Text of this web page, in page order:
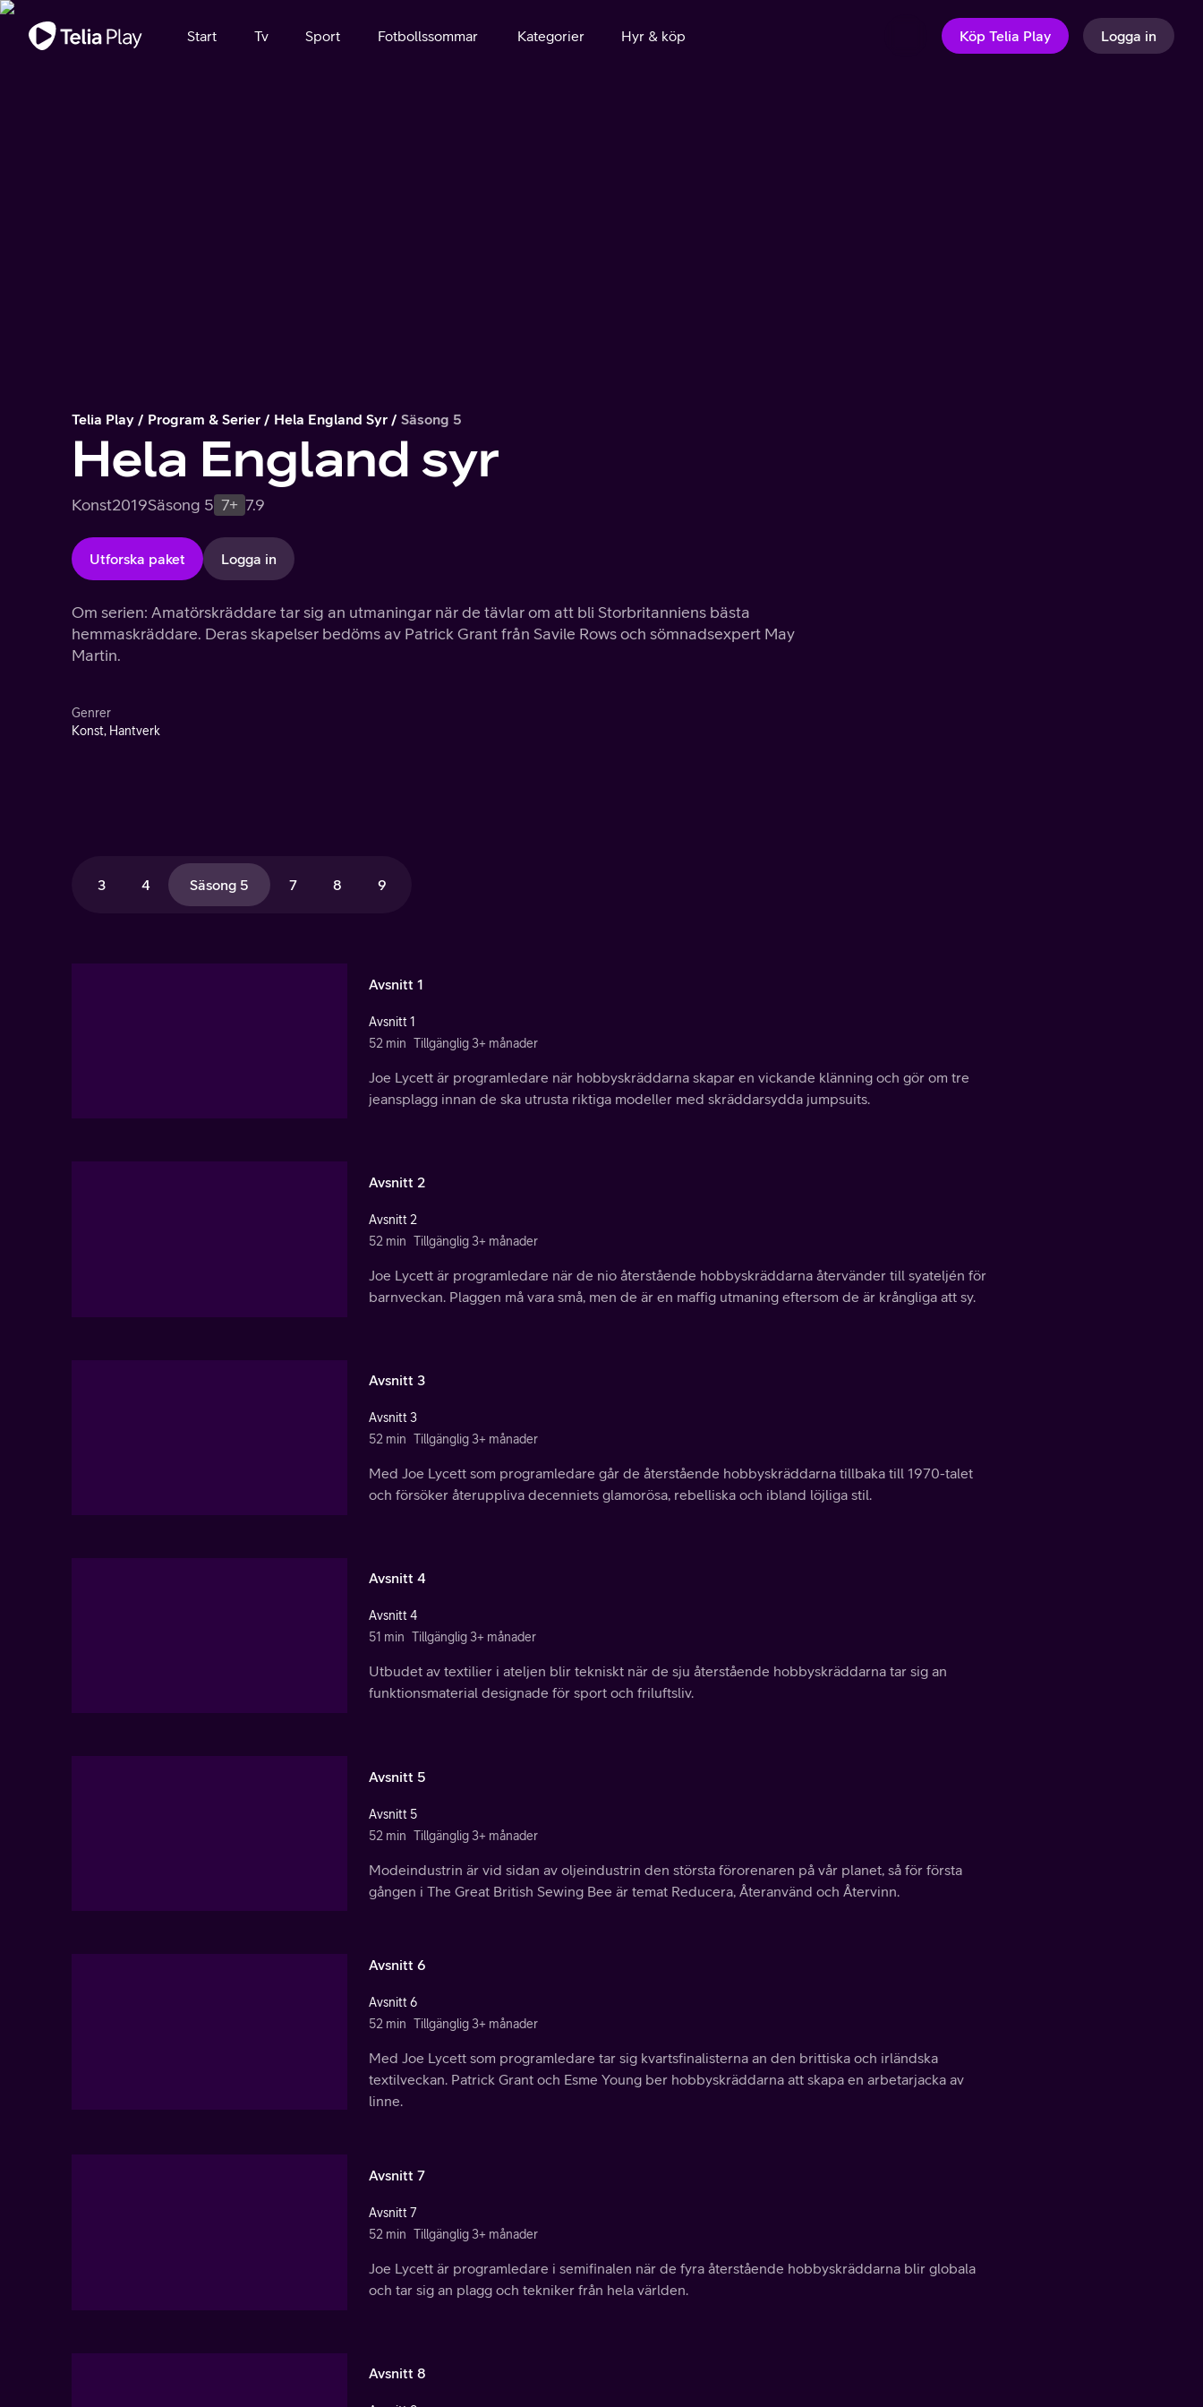
Viktigt meddelande
Start Tv Sport Fotbollssommar Kategorier Hyr & köp Köp Telia Play Logga in
Telia Play Program & Serier Hela England Syr Säsong 5
Hela England syr
Konst2019Säsong 5 7+ 7.9
Utforska paket Logga in
Om serien: Amatörskräddare tar sig an utmaningar när de tävlar om att bli Storbritanniens bästa
hemmaskräddare. Deras skapelser bedöms av Patrick Grant från Savile Rows och sömnadsexpert May
Martin.
Genrer
Konst, Hantverk
3 4 Säsong 5 7 8 9
Avsnitt 1
Avsnitt 1
52 min Tillgänglig 3+ månader
Joe Lycett är programledare när hobbyskräddarna skapar en vickande klänning och gör om tre
jeansplagg innan de ska utrusta riktiga modeller med skräddarsydda jumpsuits.
Avsnitt 2
Avsnitt 2
52 min Tillgänglig 3+ månader
Joe Lycett är programledare när de nio återstående hobbyskräddarna återvänder till syateljén för
barnveckan. Plaggen må vara små, men de är en maffig utmaning eftersom de är krångliga att sy.
Avsnitt 3
Avsnitt 3
52 min Tillgänglig 3+ månader
Med Joe Lycett som programledare går de återstående hobbyskräddarna tillbaka till 1970-talet
och försöker återuppliva decenniets glamorösa, rebelliska och ibland löjliga stil.
Avsnitt 4
Avsnitt 4
51 min Tillgänglig 3+ månader
Utbudet av textilier i ateljen blir tekniskt när de sju återstående hobbyskräddarna tar sig an
funktionsmaterial designade för sport och friluftsliv.
Avsnitt 5
Avsnitt 5
52 min Tillgänglig 3+ månader
Modeindustrin är vid sidan av oljeindustrin den största förorenaren på vår planet, så för första
gången i The Great British Sewing Bee är temat Reducera, Återanvänd och Återvinn.
Avsnitt 6
Avsnitt 6
52 min Tillgänglig 3+ månader
Med Joe Lycett som programledare tar sig kvartsfinalisterna an den brittiska och irländska
textilveckan. Patrick Grant och Esme Young ber hobbyskräddarna att skapa en arbetarjacka av
linne.
Avsnitt 7
Avsnitt 7
52 min Tillgänglig 3+ månader
Joe Lycett är programledare i semifinalen när de fyra återstående hobbyskräddarna blir globala
och tar sig an plagg och tekniker från hela världen.
Avsnitt 8